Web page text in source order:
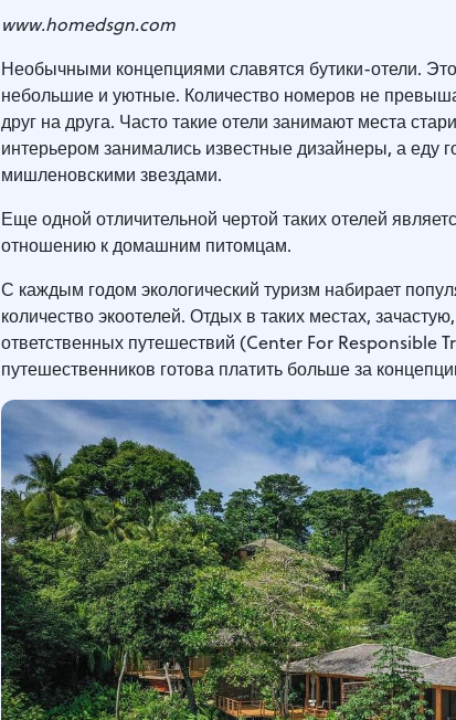
www.homedsgn.com
Необычными концепциями славятся бутики-отели.
небольшие и уютные. Количество номеров не
друг на друга. Часто такие отели занимают места
интерьером занимались известные дизайнеры, а еду
мишленовскими звездами.
Еще одной отличительной чертой таких отелей
отношению к домашним питомцам.
С каждым годом экологический туризм набирает
количество экоотелей. Отдых в таких местах,
ответственных путешествий (Center For Responsible
путешественников готова платить больше за